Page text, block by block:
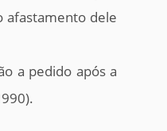
afastamento dele
a pedido após a